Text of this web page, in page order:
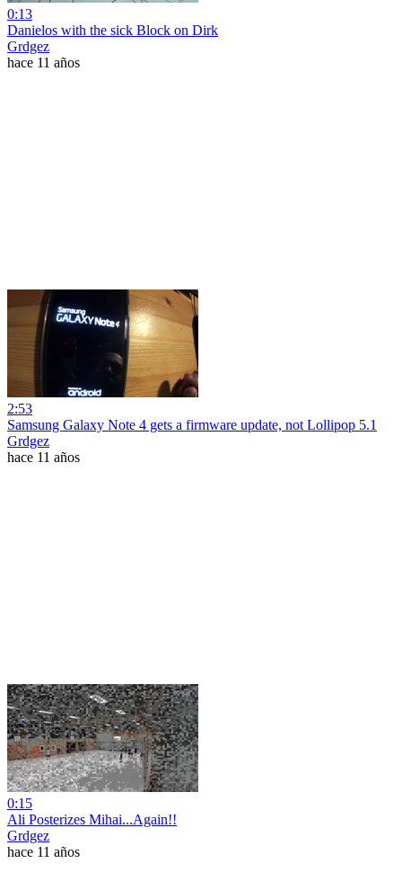
0:13
Danielos with the sick Block on Dirk
Grdgez
hace 11 años
2:53
Samsung Galaxy Note 4 gets a firmware update, not Lollipop 5.1
Grdgez
hace 11 años
0:15
Ali Posterizes Mihai...Again!!
Grdgez
hace 11 años